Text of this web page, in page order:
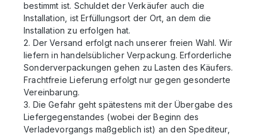
bestimmt ist. Schuldet der Verkäufer auch die
Installation, ist Erfüllungsort der Ort, an dem die
Installation zu erfolgen hat.
2. Der Versand erfolgt nach unserer freien Wahl. Wir
liefern in handelsüblicher Verpackung. Erforderliche
Sonderverpackungen gehen zu Lasten des Käufers.
Frachtfreie Lieferung erfolgt nur gegen gesonderte
Vereinbarung.
3. Die Gefahr geht spätestens mit der Übergabe des
Liefergegenstandes (wobei der Beginn des
Verladevorgangs maßgeblich ist) an den Spediteur,